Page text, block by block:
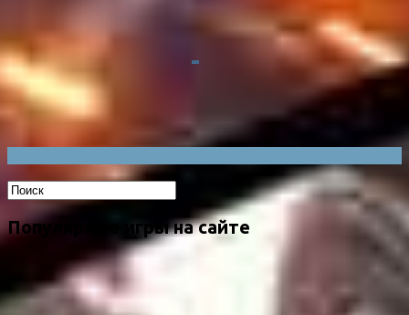
Популярные игры на сайте